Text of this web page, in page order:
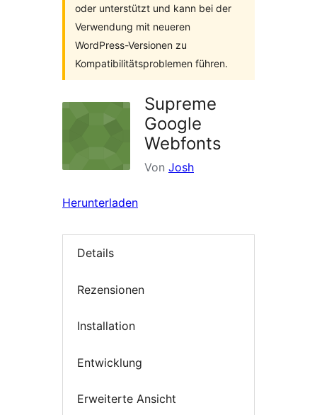
oder unterstützt und kann bei der
Verwendung mit neueren
WordPress-Versionen zu
Kompatibilitätsproblemen führen.
Supreme
Google
Webfonts
Von Josh
Herunterladen
Details
Rezensionen
Installation
Entwicklung
Erweiterte Ansicht